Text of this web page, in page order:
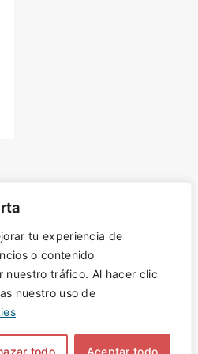
tu experiencia de
o contenido
nuestro tráfico. Al hacer clic
nuestro uso de
todo Aceptar todo
de autor protegidos con
Artículos bajo licencia CC
sa 4.0